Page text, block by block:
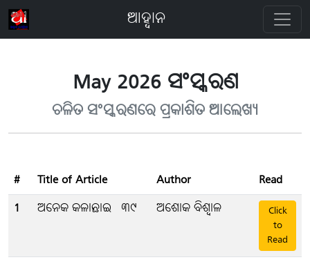
ଆହ୍ବାନ
May 2026 ସଂସ୍କରଣ
ଚଳିତ ସଂସ୍କରଣରେ ପ୍ରକାଶିତ ଆଲେଖ୍ୟ
# Title of Article Author
Read
1
ଅନେକ କଳାଛାଇ - ୩୯ ଅଶୋକ ବିଶ୍ବାଳ
Click
to
Read